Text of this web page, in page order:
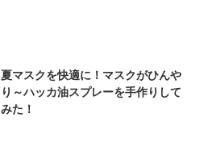
夏マスクを快適に！マスクがひんや
り～ハッカ油スプレーを手作りして
みた！